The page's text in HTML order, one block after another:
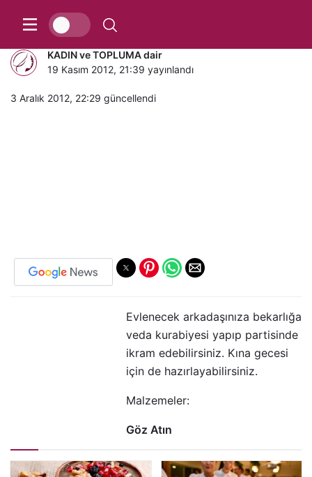
Bekarlığa Veda Kurabiyesi
KADIN ve TOPLUMA dair
19 Kasım 2012, 21:39 yayınlandı
3 Aralık 2012, 22:29 güncellendi
Evlenecek arkadaşınıza bekarlığa
veda kurabiyesi yapıp partisinde
ikram edebilirsiniz. Kına gecesi
için de hazırlayabilirsiniz.
Malzemeler:
Göz Atın